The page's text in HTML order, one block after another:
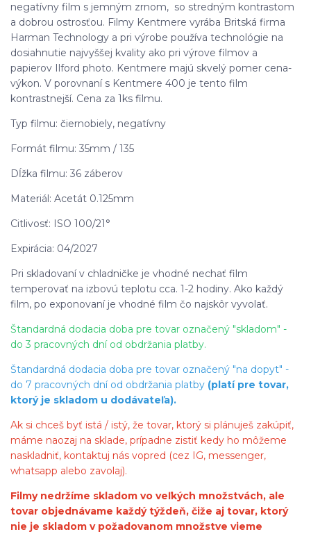
negatívny film s jemným zrnom, so stredným kontrastom
a dobrou ostrosťou. Filmy Kentmere vyrába Britská firma
Harman Technology a pri výrobe používa technológie na
dosiahnutie najvyššej kvality ako pri výrove filmov a
papierov Ilford photo. Kentmere majú skvelý pomer cena-
výkon. V porovnaní s Kentmere 400 je tento film
kontrastnejší. Cena za 1ks filmu.
Typ filmu: čiernobiely, negatívny
Formát filmu: 35mm / 135
Dĺžka filmu: 36 záberov
Materiál: Acetát 0.125mm
Citlivosť: ISO 100/21°
Expirácia: 04/2027
Pri skladovaní v chladničke je vhodné nechať film
temperovať na izbovú teplotu cca. 1-2 hodiny. Ako každý
film, po exponovaní je vhodné film čo najskôr vyvolať.
Štandardná dodacia doba pre tovar označený "skladom" -
do 3 pracovných dní od obdržania platby.
Štandardná dodacia doba pre tovar označený "na dopyt" -
do 7 pracovných dní od obdržania platby (platí pre tovar,
ktorý je skladom u dodávateľa).
Ak si chceš byť istá / istý, že tovar, ktorý si plánuješ zakúpiť,
máme naozaj na sklade, prípadne zistiť kedy ho môžeme
naskladniť, kontaktuj nás vopred (cez IG, messenger,
whatsapp alebo zavolaj).
Filmy nedržíme skladom vo veľkých množstvách, ale
tovar objednávame každý týždeň, čiže aj tovar, ktorý
nie je skladom v požadovanom množstve vieme